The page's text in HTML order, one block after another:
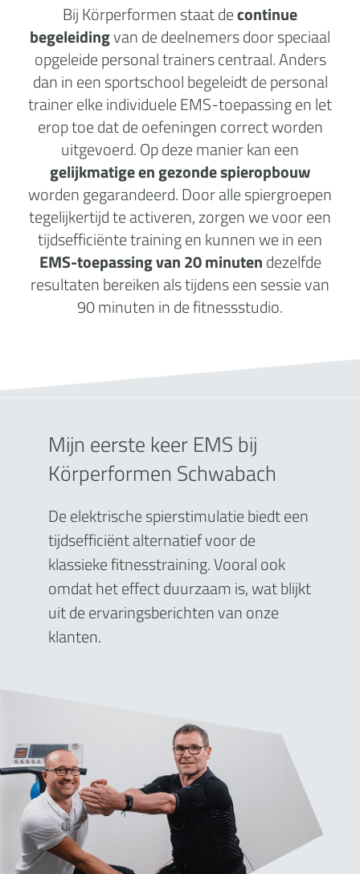
Bij Körperformen staat decontinue
begeleidingvan de deelnemers door speciaal
opgeleide personal trainers centraal. Anders
dan in een sportschool begeleidt de personal
trainer elke individuele EMS-toepassing en let
erop toe dat de oefeningen correct worden
uitgevoerd. Op deze manier kan een
gelijkmatige en gezonde spieropbouw
worden gegarandeerd. Door alle spiergroepen
tegelijkertijd te activeren, zorgen we voor een
tijdsefficiënte training en kunnen we in een
EMS-toepassing van 20 minutendezelfde
resultaten bereiken als tijdens een sessie van
90 minuten in de fitnessstudio.
Mijn eerste keer EMS bij
Körperformen Schwabach
De elektrische spierstimulatie biedt een
tijdsefficiënt alternatief voor de
klassieke fitnesstraining. Vooral ook
omdat het effect duurzaam is, wat blijkt
uit de ervaringsberichten van onze
klanten.